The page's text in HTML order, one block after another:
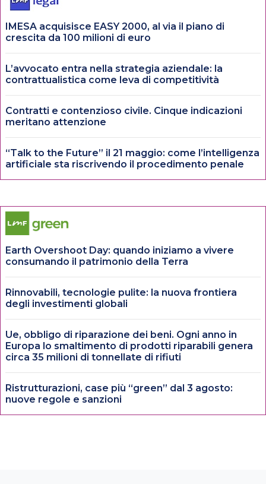
IMESA acquisisce EASY 2000, al via il piano di
crescita da 100 milioni di euro
L’avvocato entra nella strategia aziendale: la
contrattualistica come leva di competitività
Contratti e contenzioso civile. Cinque indicazioni
meritano attenzione
“Talk to the Future” il 21 maggio: come l’intelligenza
artificiale sta riscrivendo il procedimento penale
Earth Overshoot Day: quando iniziamo a vivere
consumando il patrimonio della Terra
Rinnovabili, tecnologie pulite: la nuova frontiera
degli investimenti globali
Ue, obbligo di riparazione dei beni. Ogni anno in
Europa lo smaltimento di prodotti riparabili genera
circa 35 milioni di tonnellate di rifiuti
Ristrutturazioni, case più “green” dal 3 agosto:
nuove regole e sanzioni